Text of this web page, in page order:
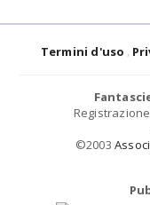
Termini d'uso
©2003